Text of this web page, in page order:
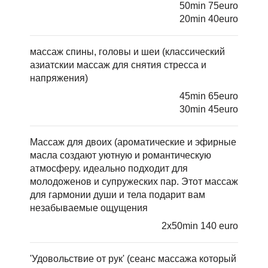
50min 75euro
20min 40euro
массаж спины, головы и шеи (классический
азиатскии массаж для снятия стресса и
напряжения)
45min 65euro
30min 45euro
Mассаж для двоих (ароматическиe и эфирные
масла создают уютную и романтическую
атмосферу. идеально подходит для
молодоженов и супружеских пар. Этот массаж
для гармонии души и тела подарит вам
незабываемые ощущения
2x50min 140 euro
'Удовольствие от рук' (сеанс массажа который